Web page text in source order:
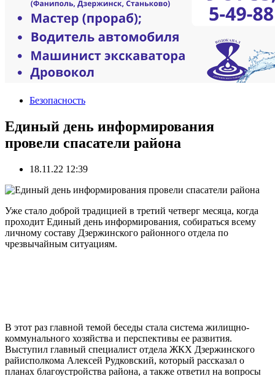
Безопасность
Единый день информирования
провели спасатели района
18.11.22 12:39
Уже стало доброй традицией в третий четверг месяца, когда
проходит Единый день информирования, собираться всему
личному составу Дзержинского районного отдела по
чрезвычайным ситуациям.
В этот раз главной темой беседы стала система жилищно-
коммунального хозяйства и перспективы ее развития.
Выступил главный специалист отдела ЖКХ Дзержинского
райисполкома Алексей Рудковский, который рассказал о
планах благоустройства района, а также ответил на вопросы